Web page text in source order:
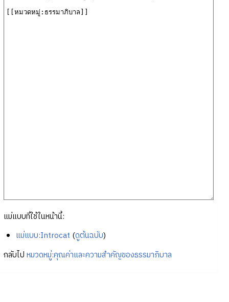
แม่แบบที่ใช้ในหน้านี้:
แม่แบบ:Introcat (ดูต้นฉบับ)
กลับไป หมวดหมู่:คุณค่าและความสำคัญของธรรมาภิบาล